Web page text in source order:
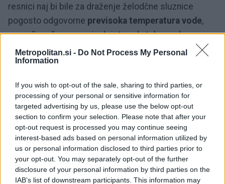
Metropolitan.si - Do Not Process My Personal
Information
If you wish to opt-out of the sale, sharing to third parties, or
processing of your personal or sensitive information for
targeted advertising by us, please use the below opt-out
section to confirm your selection. Please note that after your
opt-out request is processed you may continue seeing
interest-based ads based on personal information utilized by
us or personal information disclosed to third parties prior to
your opt-out. You may separately opt-out of the further
disclosure of your personal information by third parties on the
IAB’s list of downstream participants. This information may
resnici naj bi bile za draženje želodčne sluznice
pogosto odgovorne previsoka temperatura vode,
preveč pražena zrnain dejstvo, da telo pred prvo
kavo še ni hidrirano. Če se po jutranji skodelici
pogosto srečujete z zgago, slabostjo ali občutkom
rutine.
Razlog, zakaj je želodec zjutraj še posebej občutljiv,
se skriva tudi vhormonih. Med sedmo in deveto uro
zjutraj je ravenkortizola, hormona, ki nas naravno
prebuja, na vrhuncu. V tem času lahko zelo vroča in
močna kava predstavlja dodatno obremenitev za